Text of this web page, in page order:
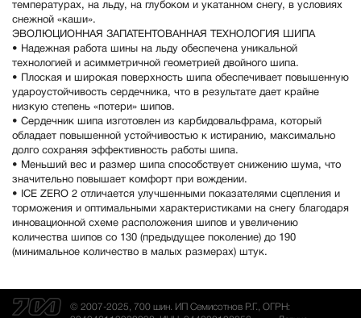
температурах, на льду, на глубоком и укатанном снегу, в условиях
снежной «каши».
ЭВОЛЮЦИОННАЯ ЗАПАТЕНТОВАННАЯ ТЕХНОЛОГИЯ ШИПА
• Надежная работа шины на льду обеспечена уникальной
технологией и асимметричной геометрией двойного шипа.
• Плоская и широкая поверхность шипа обеспечивает повышенную
удароустойчивость сердечника, что в результате дает крайне
низкую степень «потери» шипов.
• Сердечник шипа изготовлен из карбидовальфрама, который
обладает повышенной устойчивостью к истиранию, максимально
долго сохраняя эффективность работы шипа.
• Меньший вес и размер шипа способствует снижению шума, что
значительно повышает комфорт при вождении.
• ICE ZERO 2 отличается улучшенными показателями сцепления и
торможения и оптимальными характеристиками на снегу благодаря
инновационной схеме расположения шипов и увеличению
количества шипов со 130 (предыдущее поколение) до 190
(минимальное количество в малых размерах) штук.
© 2007-2025, 700 шин. ИП Семисотнов Р.Г., ОГРН: